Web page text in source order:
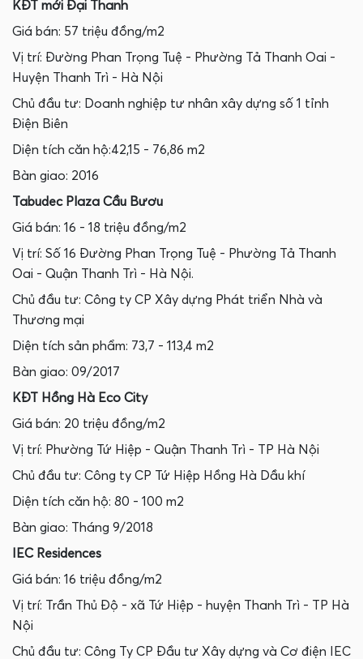
KĐT mới Đại Thanh
Giá bán: 57 triệu đồng/m2
Vị trí: Đường Phan Trọng Tuệ - Phường Tả Thanh Oai -
Huyện Thanh Trì - Hà Nội
Chủ đầu tư: Doanh nghiệp tư nhân xây dựng số 1 tỉnh
Điện Biên
Diện tích căn hộ:42,15 - 76,86 m2
Bàn giao: 2016
Tabudec Plaza Cầu Bươu
Giá bán: 16 - 18 triệu đồng/m2
Vị trí: Số 16 Đường Phan Trọng Tuệ - Phường Tả Thanh
Oai - Quận Thanh Trì - Hà Nội.
Chủ đầu tư: Công ty CP Xây dựng Phát triển Nhà và
Thương mại
Diện tích sản phẩm: 73,7 - 113,4 m2
Bàn giao: 09/2017
KĐT Hồng Hà Eco City
Giá bán: 20 triệu đồng/m2
Vị trí: Phường Tứ Hiệp - Quận Thanh Trì - TP Hà Nội
Chủ đầu tư: Công ty CP Tứ Hiệp Hồng Hà Dầu khí
Diện tích căn hộ: 80 - 100 m2
Bàn giao: Tháng 9/2018
IEC Residences
Giá bán: 16 triệu đồng/m2
Vị trí: Trần Thủ Độ - xã Tứ Hiệp - huyện Thanh Trì - TP Hà
Nội
Chủ đầu tư: Công Ty CP Đầu tư Xây dựng và Cơ điện IEC